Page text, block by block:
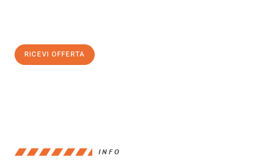
RICEVI OFFERTA
INFO